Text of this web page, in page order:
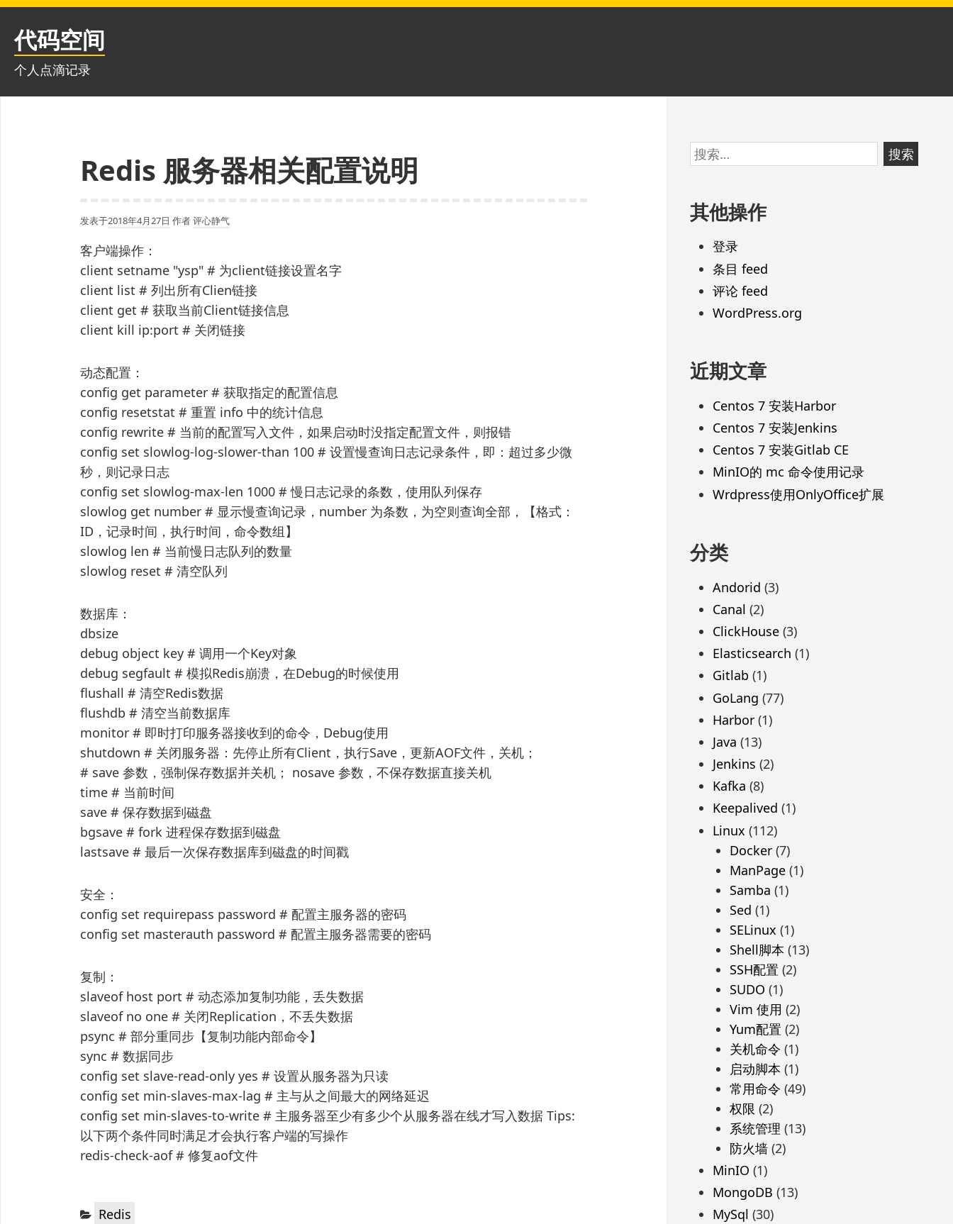
跳
代码空间
个人点滴记录
Redis 服务器相关配置说明
发表于2018年4月27日 作者评心静气
客户端操作：
client setname "ysp" # 为client链接设置名字
client list # 列出所有Clien链接
client get # 获取当前Client链接信息
client kill ip:port # 关闭链接
动态配置：
config get parameter # 获取指定的配置信息
config resetstat # 重置 info 中的统计信息
config rewrite # 当前的配置写入文件，如果启动时没指定配置文件，则报错
config set slowlog-log-slower-than 100 # 设置慢查询日志记录条件，即：超过多少微
秒，则记录日志
config set slowlog-max-len 1000 # 慢日志记录的条数，使用队列保存
slowlog get number # 显示慢查询记录，number 为条数，为空则查询全部，【格式：
ID，记录时间，执行时间，命令数组】
slowlog len # 当前慢日志队列的数量
slowlog reset # 清空队列
数据库：
dbsize
debug object key # 调用一个Key对象
debug segfault # 模拟Redis崩溃，在Debug的时候使用
flushall # 清空Redis数据
flushdb # 清空当前数据库
monitor # 即时打印服务器接收到的命令，Debug使用
shutdown # 关闭服务器：先停止所有Client，执行Save，更新AOF文件，关机；
# save 参数，强制保存数据并关机； nosave 参数，不保存数据直接关机
time # 当前时间
save # 保存数据到磁盘
bgsave # fork 进程保存数据到磁盘
lastsave # 最后一次保存数据库到磁盘的时间戳
安全：
config set requirepass password # 配置主服务器的密码
config set masterauth password # 配置主服务器需要的密码
复制：
slaveof host port # 动态添加复制功能，丢失数据
slaveof no one # 关闭Replication，不丢失数据
psync # 部分重同步【复制功能内部命令】
sync # 数据同步
config set slave-read-only yes # 设置从服务器为只读
config set min-slaves-max-lag # 主与从之间最大的网络延迟
config set min-slaves-to-write # 主服务器至少有多少个从服务器在线才写入数据 Tips:
以下两个条件同时满足才会执行客户端的写操作
redis-check-aof # 修复aof文件
分 Redis
跳
至
脚
搜
索：
其他操作
登录
条目 feed
评论 feed
WordPress.org
近期文章
Centos 7 安装Harbor
Centos 7 安装Jenkins
Centos 7 安装Gitlab CE
MinIO的 mc 命令使用记录
Wrdpress使用OnlyOffice扩展
分类
Andorid (3)
Canal (2)
ClickHouse(3)
Elasticsearch (1)
Gitlab (1)
GoLang (77)
Harbor(1)
Java (13)
Jenkins (2)
Kafka (8)
Keepalived (1)
Linux (112)
Docker(7)
ManPage(1)
Samba (1)
Sed (1)
SELinux (1)
Shell脚本 (13)
SSH配置 (2)
SUDO (1)
Vim 使用 (2)
Yum配置 (2)
关机命令 (1)
启动脚本 (1)
常用命令 (49)
权限 (2)
系统管理 (13)
防火墙(2)
MinIO (1)
MongoDB (13)
MySql (30)